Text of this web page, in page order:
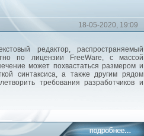
18-05-2020, 19:09
редактор, распространяемый
по лицензии FreeWare, с массой
может похвастаться размером и
синтаксиса, а также другим рядом
требования разработчиков и